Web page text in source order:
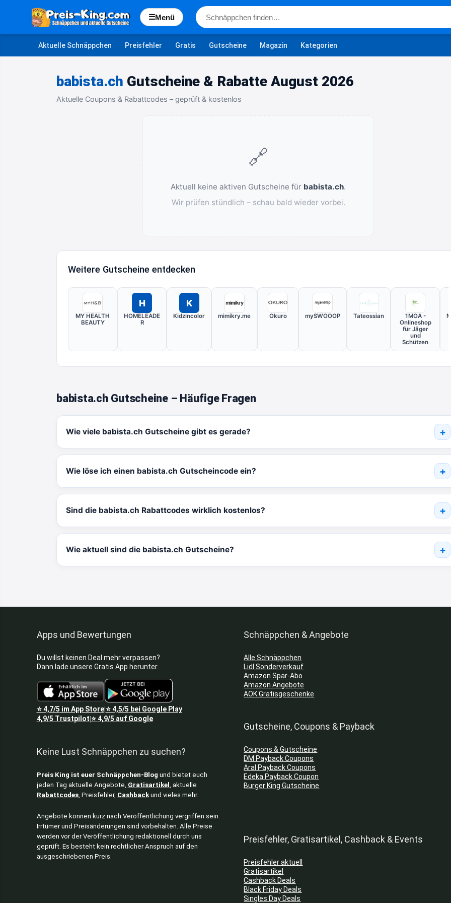
☰Menü
Aktuelle Schnäppchen Preisfehler Gratis Gutscheine Magazin Kategorien
babista.ch Gutscheine & Rabatte August 2026
Aktuelle Coupons & Rabattcodes – geprüft & kostenlos
🔗
Aktuell keine aktiven Gutscheine für babista.ch.
Wir prüfen stündlich – schau bald wieder vorbei.
Weitere Gutscheine entdecken
MY HEALTH
BEAUTY
H
HOMELEADE
R
K
Kidzincolor mimikry.me Okuro mySWOOOP Tateossian
1MOA -
Onlineshop
für Jäger
und
Schützen
babista.ch Gutscheine – Häufige Fragen
Wie viele babista.ch Gutscheine gibt es gerade?
Wie löse ich einen babista.ch Gutscheincode ein?
Sind die babista.ch Rabattcodes wirklich kostenlos?
Wie aktuell sind die babista.ch Gutscheine?
Apps und Bewertungen
Du willst keinen Deal mehr verpassen?
Dann lade unsere Gratis App herunter.
⭐4,7/5 im App Store|⭐4,5/5 bei Google Play
4,9/5 Trustpilot ⭐4,9/5 auf Google
Keine Lust Schnäppchen zu suchen?
Preis King ist euer Schnäppchen-Blog und bietet euch
jeden Tag aktuelle Angebote, Gratisartikel , aktuelle
Rabattcodes, Preisfehler, Cashbackund vieles mehr.
Angebote können kurz nach Veröffentlichung vergriffen sein.
Irrtümer und Preisänderungen sind vorbehalten. Alle Preise
werden vor der Veröffentlichung redaktionell durch uns
geprüft. Es besteht kein rechtlicher Anspruch auf den
ausgeschriebenen Preis.
Schnäppchen & Angebote
Alle Schnäppchen
Lidl Sonderverkauf
Amazon Spar-Abo
Amazon Angebote
AOK Gratisgeschenke
Gutscheine, Coupons & Payback
Coupons & Gutscheine
DM Payback Coupons
Aral Payback Coupons
Edeka Payback Coupon
Burger King Gutscheine
Preisfehler, Gratisartikel, Cashback & Events
Preisfehler aktuell
Gratisartikel
Cashback Deals
Black Friday Deals
Singles Day Deals